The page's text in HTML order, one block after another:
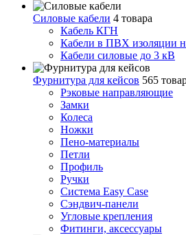
Силовые кабели 4 товара
Кабель КГН
Кабели в ПВХ изоляции
Кабели силовые до 3 кВ
Фурнитура для кейсов 565
Рэковые направляющие
Замки
Колеса
Ножки
Пено-материалы
Петли
Профиль
Ручки
Система Easy Case
Сэндвич-панели
Угловые крепления
Фитинги, аксессуары